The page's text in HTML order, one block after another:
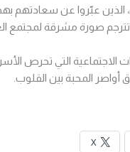
عبّروا عن سعادتهم
وتترجم صورة مشرقة لمجتمع
الاجتماعية التي تحرص
المحبة بين القلوب.
X